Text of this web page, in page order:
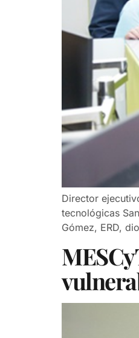
Director
tecnológicas
Gómez, ERD,